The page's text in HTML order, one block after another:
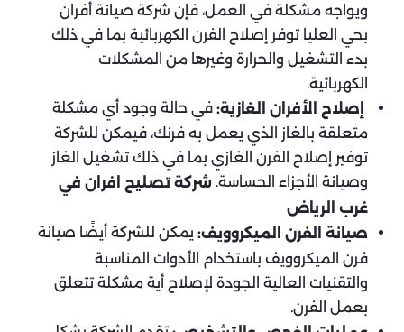
ويواجه مشكلة في العمل، فإن شركة صيانة أفران
بحي العليا توفر إصلاح الفرن الكهربائية بما في ذلك
بدء التشغيل والحرارة وغيرها من المشكلات
الكهربائية.
إصلاح الأفران الغازية: في حالة وجود أي مشكلة
متعلقة بالغاز الذي يعمل به فرنك، فيمكن للشركة
توفير إصلاح الفرن الغازي بما في ذلك تشغيل الغاز
وصيانة الأجزاء الحساسة. شركة تصليح افران في
غرب الرياض
صيانة الفرن الميكروويف: يمكن للشركة أيضًا صيانة
فرن الميكروويف باستخدام الأدوات المناسبة
والتقنيات العالية الجودة لإصلاح أية مشكلة تتعلق
بعمل الفرن.